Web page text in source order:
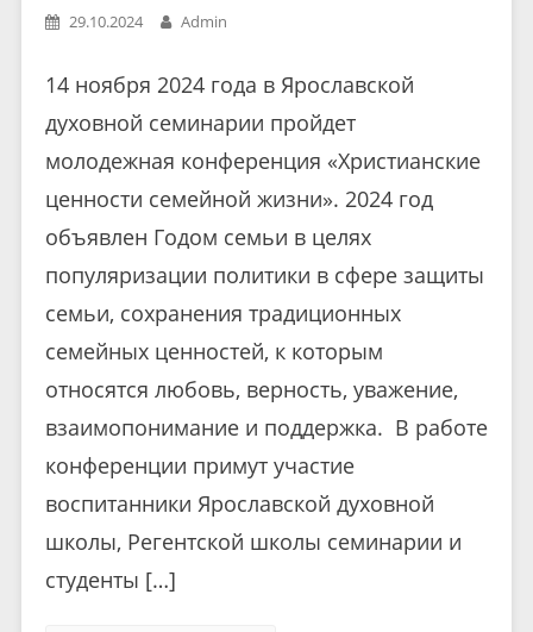
29.10.2024 Admin
14 ноября 2024 года в Ярославской
духовной семинарии пройдет
молодежная конференция «Христианские
ценности семейной жизни». 2024 год
объявлен Годом семьи в целях
популяризации политики в сфере защиты
семьи, сохранения традиционных
семейных ценностей, к которым
относятся любовь, верность, уважение,
взаимопонимание и поддержка. В работе
конференции примут участие
воспитанники Ярославской духовной
школы, Регентской школы семинарии и
студенты […]